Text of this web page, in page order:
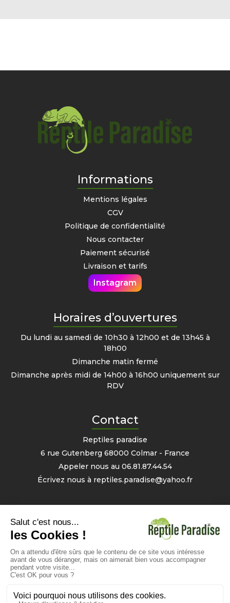
Informations
Mentions légales
CGV
Politique de confidentialité
Nous contacter
Paiement sécurisé
Livraison et tarifs
Instagram
Horaires d’ouvertures
Du lundi au samedi de 10h30 à 12h00 et de 13h45 à
18h00
Dimanche matin fermé
Dimanche après midi de 14h00 à 16h00 uniquement sur
RDV
Contact
Reptiles paradise
6 rue Gutenberg 68000 Colmar - France
Appeler nous au 06.81.87.44.54
Écrivez nous à reptiles.paradise@yahoo.fr
Informations personnelles
Commandes
Avoirs